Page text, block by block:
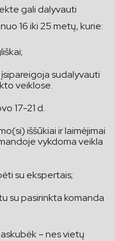
gali dalyvauti
16 iki 25 metų, kurie:
sudalyvauti
veiklose.
17-21 d.
iššūkiai ir laimėjimai
vykdoma veikla
su ekspertais;
su pasirinkta komanda
– nes vietų